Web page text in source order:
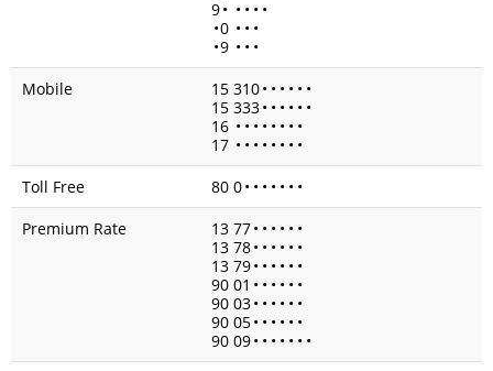
9• • • • •
•0 • • •
•9 • • •
Mobile
15 310• • • • • •
15 333• • • • • •
16 • • • • • • • •
17 • • • • • • • •
Toll Free
80 0• • • • • • •
Premium Rate
13 77• • • • • •
13 78• • • • • •
13 79• • • • • •
90 01 • • • • • •
90 03• • • • • •
90 05• • • • • •
90 09• • • • • • •